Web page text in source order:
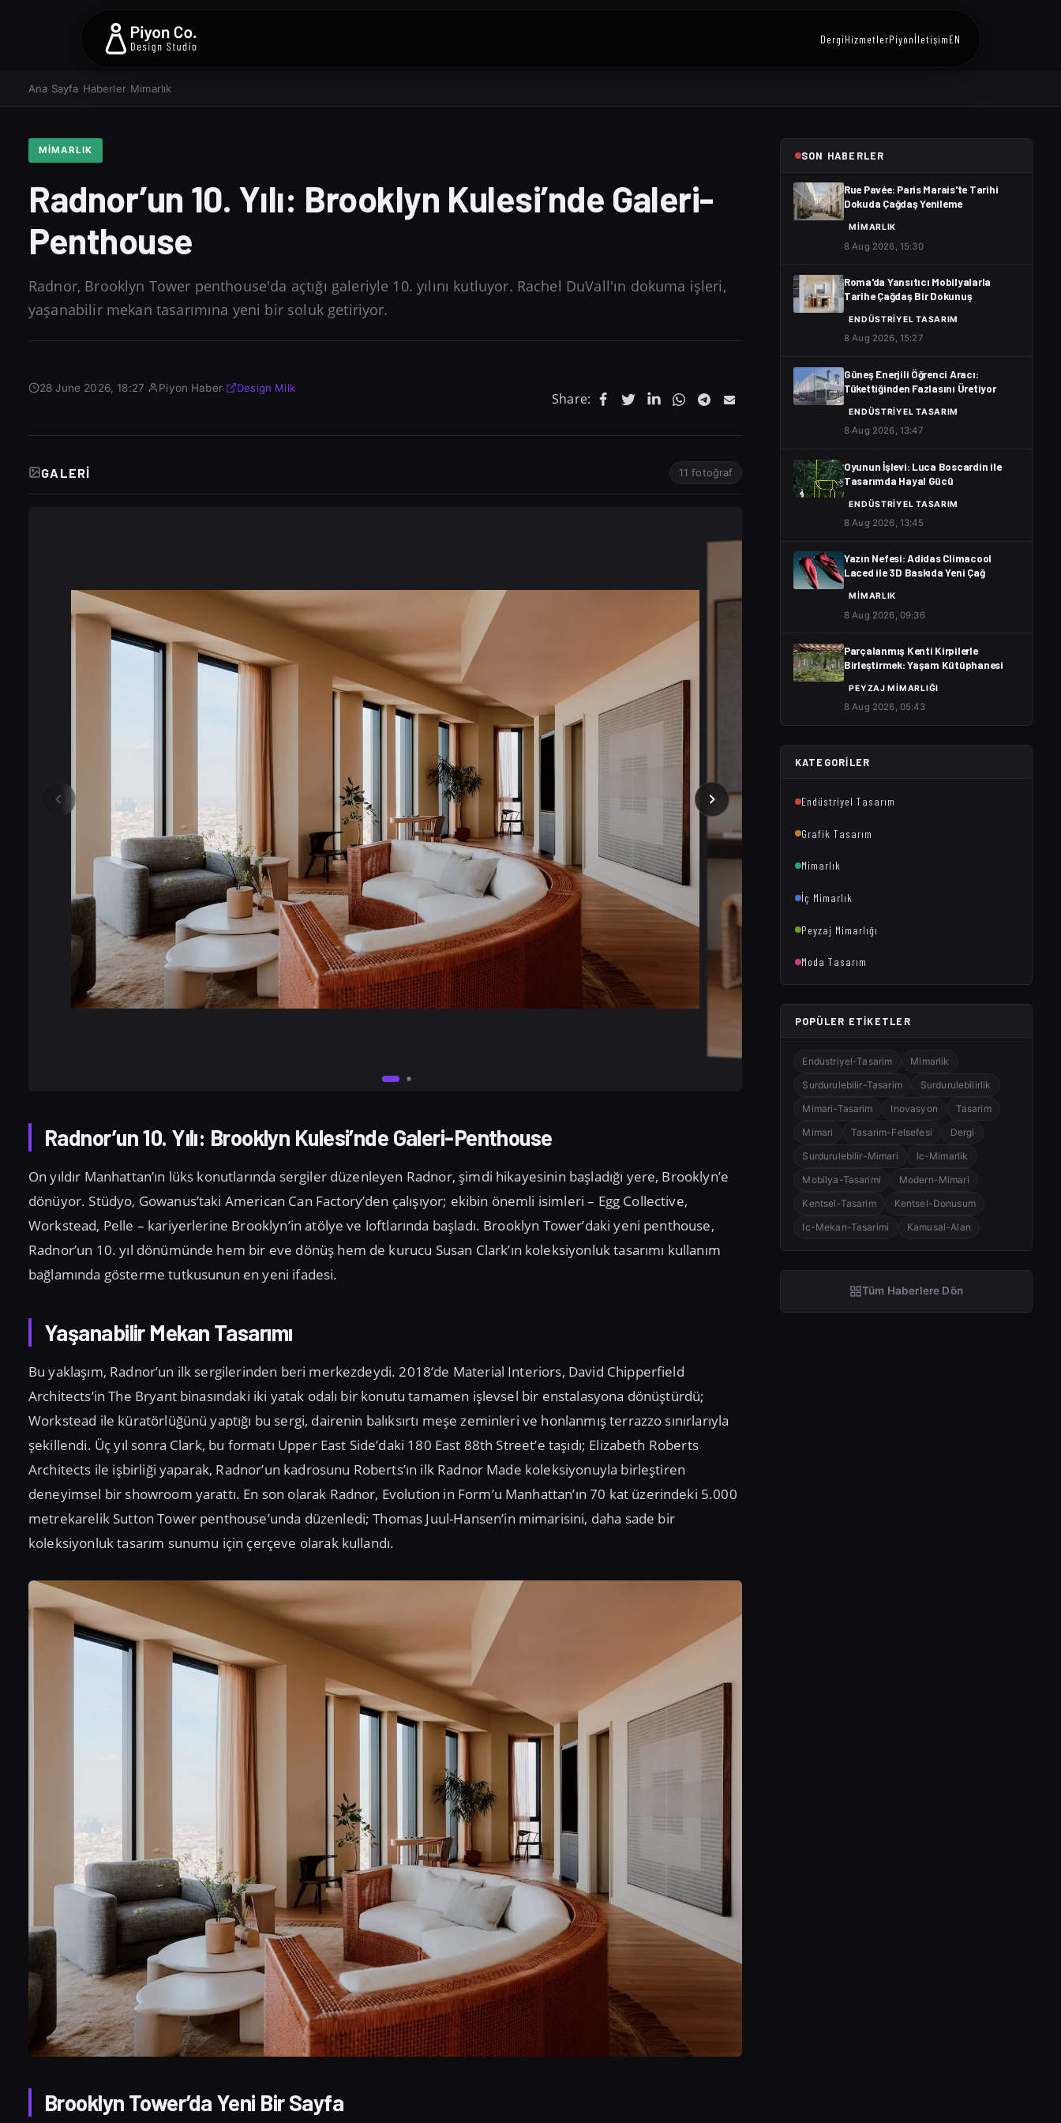
DergiHizmetlerPiyonİletişimEN
Ana Sayfa Haberler› Mimarlık
MIMARLIK
Radnor’un 10. Yılı: Brooklyn Kulesi’nde Galeri-
Penthouse
Radnor, Brooklyn Tower penthouse'da açtığı galeriyle 10. yılını kutluyor. Rachel DuVall'ın dokuma işleri,
yaşanabilir mekan tasarımına yeni bir soluk getiriyor.
28 June 2026, 18:27 Piyon Haber· Design Milk
Share:
GALERI 11 fotoğraf
Radnor’un 10. Yılı: Brooklyn Kulesi’nde Galeri-Penthouse
On yıldır Manhattan’ın lüks konutlarında sergiler düzenleyen Radnor, şimdi hikayesinin başladığı yere, Brooklyn’e
dönüyor. Stüdyo, Gowanus’taki American Can Factory’den çalışıyor; ekibin önemli isimleri – Egg Collective,
Workstead, Pelle – kariyerlerine Brooklyn’in atölye ve loftlarında başladı. Brooklyn Tower’daki yeni penthouse,
Radnor’un 10. yıl dönümünde hem bir eve dönüş hem de kurucu Susan Clark’ın koleksiyonluk tasarımı kullanım
bağlamında gösterme tutkusunun en yeni ifadesi.
Yaşanabilir Mekan Tasarımı
Bu yaklaşım, Radnor’un ilk sergilerinden beri merkezdeydi. 2018’de Material Interiors, David Chipperfield
Architects’in The Bryant binasındaki iki yatak odalı bir konutu tamamen işlevsel bir enstalasyona dönüştürdü;
Workstead ile küratörlüğünü yaptığı bu sergi, dairenin balıksırtı meşe zeminleri ve honlanmış terrazzo sınırlarıyla
şekillendi. Üç yıl sonra Clark, bu formatı Upper East Side’daki 180 East 88th Street’e taşıdı; Elizabeth Roberts
Architects ile işbirliği yaparak, Radnor’un kadrosunu Roberts’ın ilk Radnor Made koleksiyonuyla birleştiren
deneyimsel bir showroom yarattı. En son olarak Radnor, Evolution in Form’u Manhattan’ın 70 kat üzerindeki 5.000
metrekarelik Sutton Tower penthouse’unda düzenledi; Thomas Juul-Hansen’in mimarisini, daha sade bir
koleksiyonluk tasarım sunumu için çerçeve olarak kullandı.
Brooklyn Tower’da Yeni Bir Sayfa
SON HABERLER
Rue Pavée: Paris Marais'te Tarihi
Dokuda Çağdaş Yenileme
MIMARLIK
8 Aug 2026, 15:30
Roma'da Yansıtıcı Mobilyalarla
Tarihe Çağdaş Bir Dokunuş
ENDÜSTRIYEL TASARIM
8 Aug 2026, 15:27
Güneş Enerjili Öğrenci Aracı:
Tükettiğinden Fazlasını Üretiyor
ENDÜSTRIYEL TASARIM
8 Aug 2026, 13:47
Oyunun İşlevi: Luca Boscardin ile
Tasarımda Hayal Gücü
ENDÜSTRIYEL TASARIM
8 Aug 2026, 13:45
Yazın Nefesi: Adidas Climacool
Laced ile 3D Baskıda Yeni Çağ
MIMARLIK
8 Aug 2026, 09:36
Parçalanmış Kenti Kirpilerle
Birleştirmek: Yaşam Kütüphanesi
PEYZAJ MIMARLIĞI
8 Aug 2026, 05:43
KATEGORILER
Endüstriyel Tasarım
Grafik Tasarım
Mimarlık
İç Mimarlık
Peyzaj Mimarlığı
Moda Tasarım
POPÜLER ETIKETLER
Endustriyel-Tasarim
Mimarlik
Surdurulebilir-Tasarim
Surdurulebilirlik
Mimari-Tasarim
Inovasyon
Tasarim
Mimari
Tasarim-Felsefesi
Dergi
Surdurulebilir-Mimari
Ic-Mimarlik
Mobilya-Tasarimi
Modern-Mimari
Kentsel-Tasarim
Kentsel-Donusum
Ic-Mekan-Tasarimi
Kamusal-Alan
Tüm Haberlere Dön